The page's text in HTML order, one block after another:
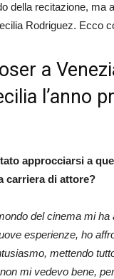
della recitazione, ma
Rodriguez. Ecco
a
l’anno
approcciarsi a
carriera di attore?
del cinema mi
esperienze, ho
mettendo
mi vedevo bene,